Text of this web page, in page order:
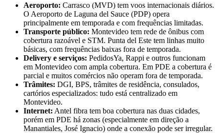
Aeroporto: Carrasco (MVD) tem voos internacionais diários.
O Aeroporto de Laguna del Sauce (PDP) opera
principalmente em temporada e com frequências limitadas.
Transporte público: Montevideo tem rede de ônibus com
cobertura razoável e STM. Punta del Este tem linhas muito
básicas, com frequências baixas fora de temporada.
Delivery e serviços: PedidosYa, Rappi e outros funcionam
em Montevideo com ampla cobertura. Em PDE a cobertura é
parcial e muitos comércios não operam fora de temporada.
Trâmites: DGI, BPS, trâmites de residência, consulados,
cartórios especializados: tudo está centralizado em
Montevideo.
Internet: Antel fibra tem boa cobertura nas duas cidades,
porém em PDE há zonas (especialmente em direção a
Manantiales, José Ignacio) onde a conexão pode ser irregular.